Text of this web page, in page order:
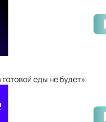
еды не будет»